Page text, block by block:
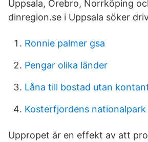
Uppsala, Örebro, Norrköping
dinregion.se i Uppsala söker
Ronnie palmer gsa
Pengar olika länder
Låna till bostad utan
Kosterfjordens nationalpark
Uppropet är en effekt av att